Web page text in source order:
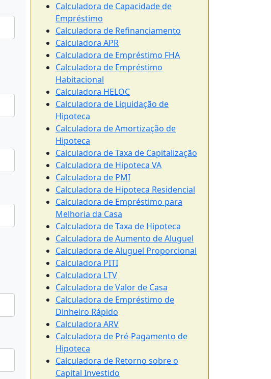
Calculadora de Capacidade de
Empréstimo
Calculadora de Refinanciamento
Calculadora APR
Calculadora de Empréstimo FHA
Calculadora de Empréstimo
Habitacional
Calculadora HELOC
Calculadora de Liquidação de
Hipoteca
Calculadora de Amortização de
Hipoteca
Calculadora de Taxa de Capitalização
Calculadora de Hipoteca VA
Calculadora de PMI
Calculadora de Hipoteca Residencial
Calculadora de Empréstimo para
Melhoria da Casa
Calculadora de Taxa de Hipoteca
Calculadora de Aumento de Aluguel
Calculadora de Aluguel Proporcional
Calculadora PITI
Calculadora LTV
Calculadora de Valor de Casa
Calculadora de Empréstimo de
Dinheiro Rápido
Calculadora ARV
Calculadora de Pré-Pagamento de
Hipoteca
Calculadora de Retorno sobre o
Capital Investido